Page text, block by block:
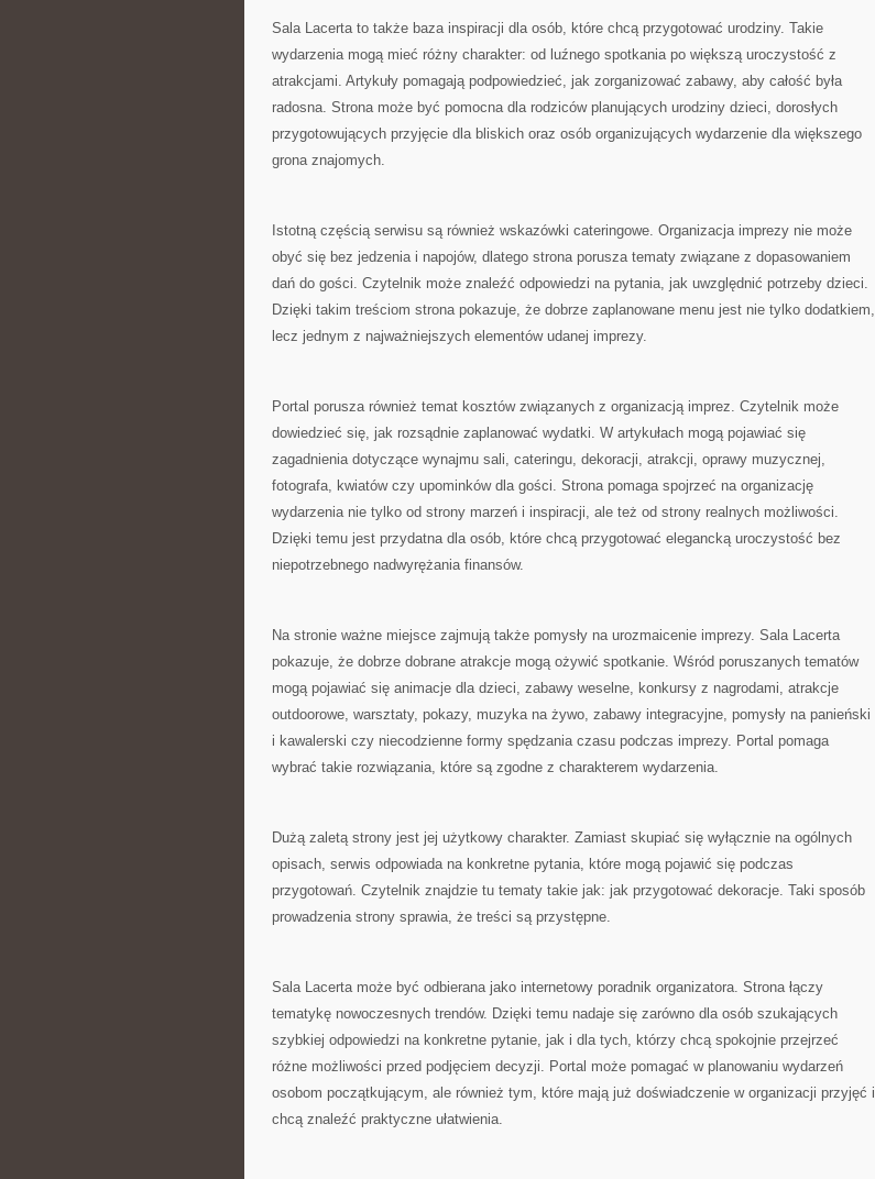
Sala Lacerta to także baza inspiracji dla osób, które chcą przygotować urodziny. Takie
wydarzenia mogą mieć różny charakter: od luźnego spotkania po większą uroczystość z
atrakcjami. Artykuły pomagają podpowiedzieć, jak zorganizować zabawy, aby całość była
radosna. Strona może być pomocna dla rodziców planujących urodziny dzieci, dorosłych
przygotowujących przyjęcie dla bliskich oraz osób organizujących wydarzenie dla większego
grona znajomych.
Istotną częścią serwisu są również wskazówki cateringowe. Organizacja imprezy nie może
obyć się bez jedzenia i napojów, dlatego strona porusza tematy związane z dopasowaniem
dań do gości. Czytelnik może znaleźć odpowiedzi na pytania, jak uwzględnić potrzeby dzieci.
Dzięki takim treściom strona pokazuje, że dobrze zaplanowane menu jest nie tylko dodatkiem,
lecz jednym z najważniejszych elementów udanej imprezy.
Portal porusza również temat kosztów związanych z organizacją imprez. Czytelnik może
dowiedzieć się, jak rozsądnie zaplanować wydatki. W artykułach mogą pojawiać się
zagadnienia dotyczące wynajmu sali, cateringu, dekoracji, atrakcji, oprawy muzycznej,
fotografa, kwiatów czy upominków dla gości. Strona pomaga spojrzeć na organizację
wydarzenia nie tylko od strony marzeń i inspiracji, ale też od strony realnych możliwości.
Dzięki temu jest przydatna dla osób, które chcą przygotować elegancką uroczystość bez
niepotrzebnego nadwyrężania finansów.
Na stronie ważne miejsce zajmują także pomysły na urozmaicenie imprezy. Sala Lacerta
pokazuje, że dobrze dobrane atrakcje mogą ożywić spotkanie. Wśród poruszanych tematów
mogą pojawiać się animacje dla dzieci, zabawy weselne, konkursy z nagrodami, atrakcje
outdoorowe, warsztaty, pokazy, muzyka na żywo, zabawy integracyjne, pomysły na panieński
i kawalerski czy niecodzienne formy spędzania czasu podczas imprezy. Portal pomaga
wybrać takie rozwiązania, które są zgodne z charakterem wydarzenia.
Dużą zaletą strony jest jej użytkowy charakter. Zamiast skupiać się wyłącznie na ogólnych
opisach, serwis odpowiada na konkretne pytania, które mogą pojawić się podczas
przygotowań. Czytelnik znajdzie tu tematy takie jak: jak przygotować dekoracje. Taki sposób
prowadzenia strony sprawia, że treści są przystępne.
Sala Lacerta może być odbierana jako internetowy poradnik organizatora. Strona łączy
tematykę nowoczesnych trendów. Dzięki temu nadaje się zarówno dla osób szukających
szybkiej odpowiedzi na konkretne pytanie, jak i dla tych, którzy chcą spokojnie przejrzeć
różne możliwości przed podjęciem decyzji. Portal może pomagać w planowaniu wydarzeń
osobom początkującym, ale również tym, które mają już doświadczenie w organizacji przyjęć i
chcą znaleźć praktyczne ułatwienia.